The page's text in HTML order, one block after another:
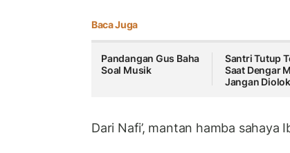
Baca Juga
Pandangan Gus Baha
Soal Musik
Santri Tutup
Saat Dengar
Jangan
Dari Nafi’, mantan hamba sahaya